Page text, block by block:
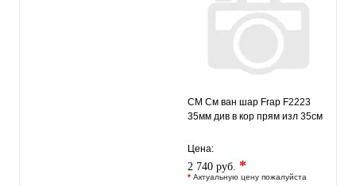
СМ См ван шар Frap F2223
35мм див в кор прям изл 35см
Цена:
2 740 руб. *
* Актуальную цену пожалуйста